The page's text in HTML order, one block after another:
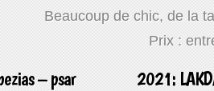
Beaucoup de chic, de la
Prix :
– psar 2021: